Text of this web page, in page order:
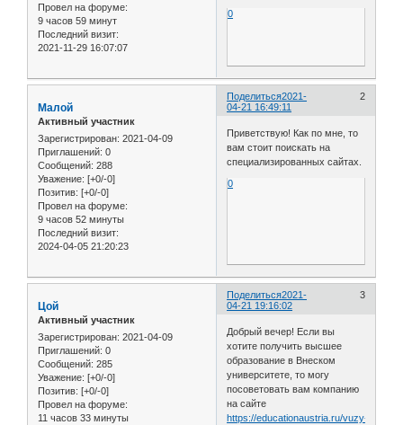
Провел на форуме:
9 часов 59 минут
Последний визит:
2021-11-29 16:07:07
0
Поделиться 2
2021-
04-21 16:49:11
Малой
Активный участник
Зарегистрирован: 2021-04-09
Приглашений: 0
Сообщений: 288
Уважение: [+0/-0]
Позитив: [+0/-0]
Провел на форуме:
9 часов 52 минуты
Последний визит:
2024-04-05 21:20:23
Приветствую! Как по мне, то
вам стоит поискать на
специализированных сайтах.
0
Поделиться 3
2021-
04-21 19:16:02
Цой
Активный участник
Зарегистрирован: 2021-04-09
Приглашений: 0
Сообщений: 285
Уважение: [+0/-0]
Позитив: [+0/-0]
Провел на форуме:
11 часов 33 минуты
Добрый вечер! Если вы
хотите получить высшее
образование в Внеском
университете, то могу
посоветовать вам компанию
на сайте
https://educationaustria.ru/vuzy-